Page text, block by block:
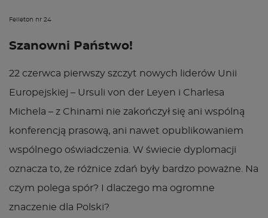
Felieton nr 24
Szanowni Państwo!
22 czerwca pierwszy szczyt nowych liderów Unii
Europejskiej – Ursuli von der Leyen i Charlesa
Michela – z Chinami nie zakończył się ani wspólną
konferencją prasową, ani nawet opublikowaniem
wspólnego oświadczenia. W świecie dyplomacji
oznacza to, że różnice zdań były bardzo poważne. Na
czym polega spór? I dlaczego ma ogromne
znaczenie dla Polski?